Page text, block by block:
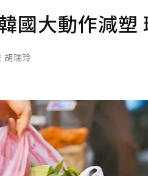
國大動作減塑
胡瑞玲